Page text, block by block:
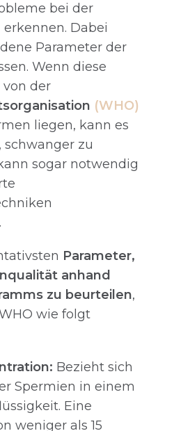
bei der
Dabei
Parameter der
Wenn diese
der
(WHO)
liegen, kann es
schwanger zu
sogar notwendig
Parameter,
anhand
zu beurteilen,
wie folgt
Bezieht sich
Spermien in einem
Eine
weniger als 15